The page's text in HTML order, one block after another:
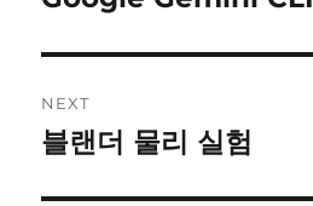
NEXT
Next
블랜더 물리 실험